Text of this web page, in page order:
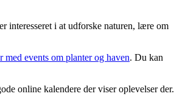
interesseret i at udforske naturen, lære om
med events om planter og haven. Du kan
online kalendere der viser oplevelser der.